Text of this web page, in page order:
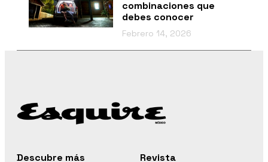
combinaciones que
debes conocer
Febrero 14, 2026
Descubre más
Revista